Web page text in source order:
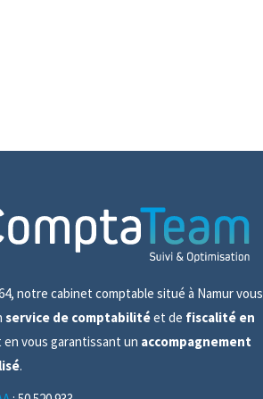
notre cabinet comptable situé à Namur vous
service de comptabilitéet de fiscalité en
vous garantissant un accompagnement
.